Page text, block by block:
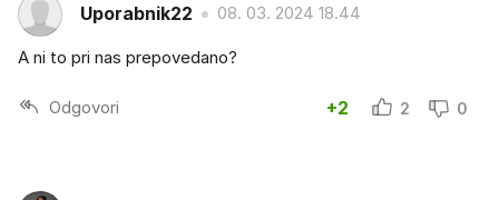
Uporabnik22 08. 03. 2024 18.44
A ni to pri nas prepovedano?
Odgovori +2 2 0